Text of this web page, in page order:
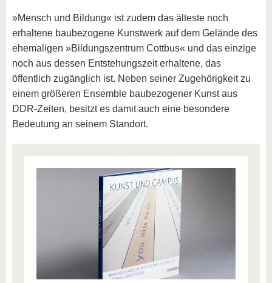
»Mensch und Bildung« ist zudem das älteste noch
erhaltene baubezogene Kunstwerk auf dem Gelände des
ehemaligen »Bildungszentrum Cottbus« und das einzige
noch aus dessen Entstehungszeit erhaltene, das
öffentlich zugänglich ist. Neben seiner Zugehörigkeit zu
einem größeren Ensemble baubezogener Kunst aus
DDR-Zeiten, besitzt es damit auch eine besondere
Bedeutung an seinem Standort.